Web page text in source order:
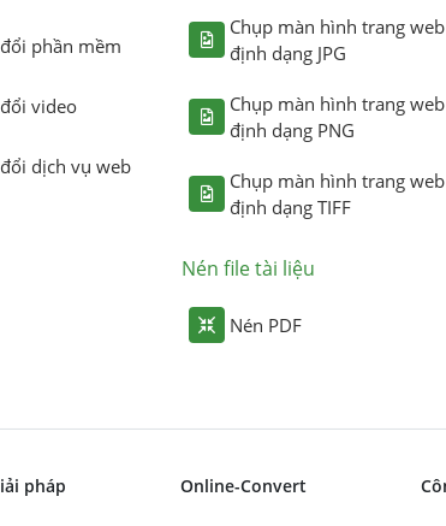
phần mềm
video
dịch vụ web
Chụp màn hình trang
định dạng JPG
Chụp màn hình trang
định dạng PNG
Chụp màn hình trang
định dạng TIFF
Nén file tài liệu
Nén PDF
pháp Online-Convert